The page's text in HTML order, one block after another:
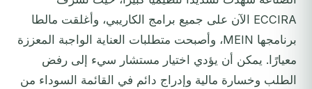
ECCIRA الآن على جميع برامج الكاريبي، وأغلقت مالطا
برنامجها MEIN، وأصبحت متطلبات العناية الواجبة المعززة
معيارًا. يمكن أن يؤدي اختيار مستشار سيء إلى رفض
الطلب وخسارة مالية وإدراج دائم في القائمة السوداء من